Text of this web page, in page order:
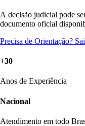
A decisão judicial pode
documento oficial
Precisa de Orientação?
+30
Anos de Experiência
Nacional
Atendimento em todo